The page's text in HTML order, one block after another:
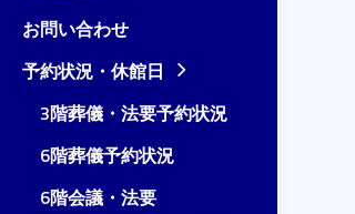
お問い合わせ
予約状況・休館日
3階葬儀・法要予約状況
6階葬儀予約状況
6階会議・法要